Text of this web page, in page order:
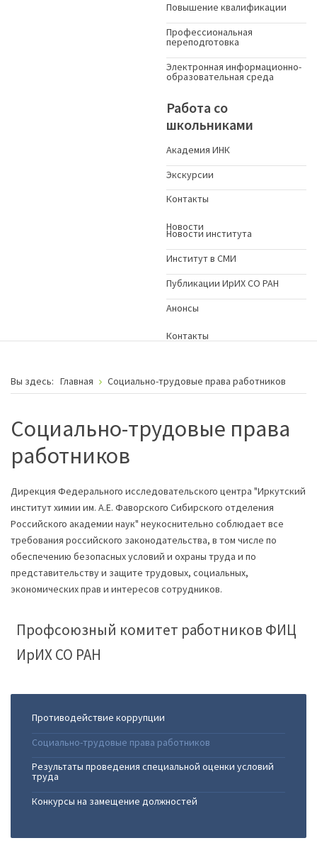
Повышение квалификации
Профессиональная
переподготовка
Электронная информационно-
образовательная среда
Работа со
школьниками
Академия ИНК
Экскурсии
Контакты
Новости
Новости института
Институт в СМИ
Публикации ИрИХ СО РАН
Анонсы
Контакты
Вы здесь: Главная Социально-трудовые права работников
Социально-трудовые права
работников
Дирекция Федерального исследовательского центра "Иркутский
институт химии им. А.Е. Фаворского Сибирского отделения
Российского академии наук" неукоснительно соблюдает все
требования российского законодательства, в том числе по
обеспечению безопасных условий и охраны труда и по
представительству и защите трудовых, социальных,
экономических прав и интересов сотрудников.
Профсоюзный комитет работников ФИЦ
ИрИХ СО РАН
Противодействие коррупции
Социально-трудовые права работников
Результаты проведения специальной оценки условий
труда
Конкурсы на замещение должностей